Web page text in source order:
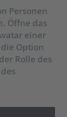
Personen
Öffne das
einer
Option
Rolle des